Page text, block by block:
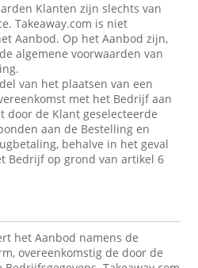
Klanten zijn slechts van
Takeaway.com is niet
Aanbod. Op het Aanbod zijn,
algemene voorwaarden van
van het plaatsen van een
met het Bedrijf aan
door de Klant geselecteerde
aan de Bestelling en
behalve in het geval
Bedrijf op grond van artikel 6
het Aanbod namens de
overeenkomstig de door de